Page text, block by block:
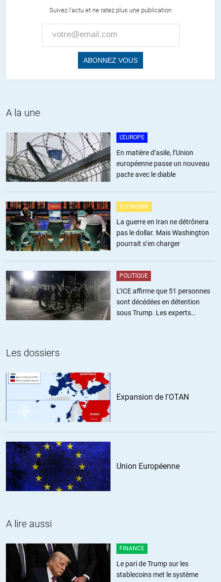
Suivez l'actu et ne ratez plus une publication
A la une
L'EUROPE
En matière d’asile, l’Union
européenne passe un nouveau
pacte avec le diable
ÉCONOMIE
La guerre en Iran ne détrônera
pas le dollar. Mais Washington
pourrait s’en charger
POLITIQUE
L’ICE affirme que 51 personnes
sont décédées en détention
sous Trump. Les experts
Les dossiers
Expansion de l'OTAN
Union Européenne
A lire aussi
FINANCE
Le pari de Trump sur les
stablecoins met le système